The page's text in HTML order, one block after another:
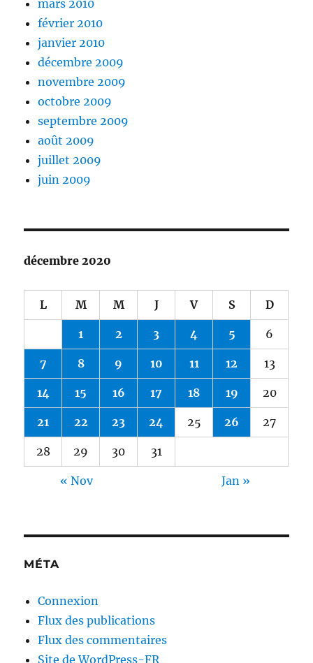
mars 2010
février 2010
janvier 2010
décembre 2009
novembre 2009
octobre 2009
septembre 2009
août 2009
juillet 2009
juin 2009
décembre 2020
L M M J V S D
1 2 3 4 5 6
7 8 9 10 11 12 13
14 15 16 17 18 19 20
21 22 23 24 25 26 27
28 29 30 31
« Nov Jan »
MÉTA
Connexion
Flux des publications
Flux des commentaires
Site de WordPress-FR